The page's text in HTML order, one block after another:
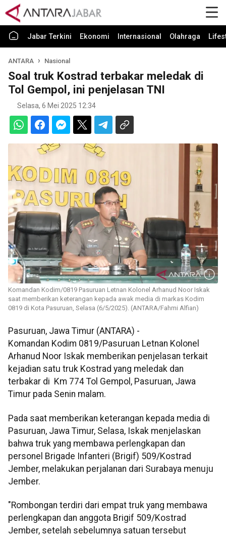
Jabar Terkini Ekonomi Internasional Olahraga
ANTARA Nasional
Soal truk Kostrad terbakar meledak di
Tol Gempol, ini penjelasan TNI
Selasa, 6 Mei 2025 12:34
Komandan Kodim/0819 Pasuruan Letnan Kolonel Arhanud Noor Iskak
saat memberikan keterangan kepada awak media di markas Kodim
0819 di Kota Pasuruan, Selasa (6/5/2025). (ANTARA/Fahmi Alfian)
Pasuruan, Jawa Timur (ANTARA) -
Komandan Kodim 0819/Pasuruan Letnan Kolonel
Arhanud Noor Iskak memberikan penjelasan terkait
kejadian satu truk Kostrad yang meledak dan
terbakar di Km 774 Tol Gempol, Pasuruan, Jawa
Timur pada Senin malam.
Pada saat memberikan keterangan kepada media di
Pasuruan, Jawa Timur, Selasa, Iskak menjelaskan
bahwa truk yang membawa perlengkapan dan
personel Brigade Infanteri (Brigif) 509/Kostrad
Jember, melakukan perjalanan dari Surabaya menuju
Jember.
"Rombongan terdiri dari empat truk yang membawa
perlengkapan dan anggota Brigif 509/Kostrad
Jember, setelah sebelumnya satuan tersebut